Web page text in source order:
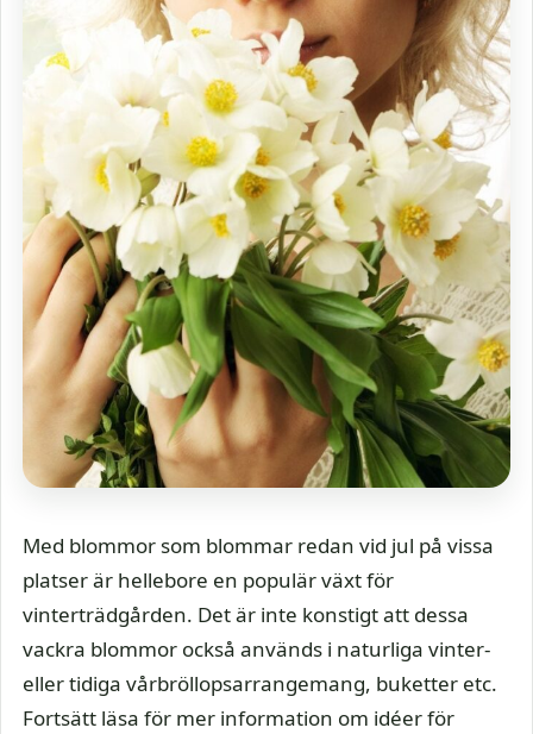
Med blommor som blommar redan vid jul på vissa
platser är hellebore en populär växt för
vinterträdgården. Det är inte konstigt att dessa
vackra blommor också används i naturliga vinter-
eller tidiga vårbröllopsarrangemang, buketter etc.
Fortsätt läsa för mer information om idéer för